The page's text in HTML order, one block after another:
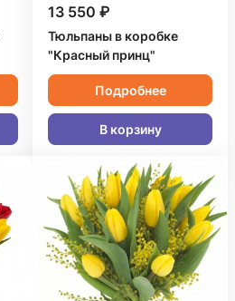
13 550 ₽
Тюльпаны в коробке
"Красный принц"
Подробнее
В корзину